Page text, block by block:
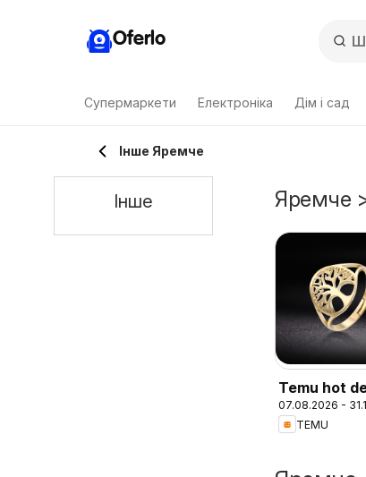
Oferlo
Супермаркети Електроніка Дім і сад
Інше Яремче
Яремче >
Temu hot
Ukraine
07.08.2026 -
TEMU
Інше